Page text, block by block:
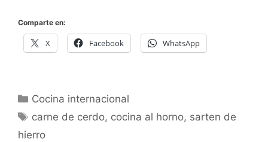
Comparte en:
X Facebook WhatsApp
Categorías
Cocina internacional
Etiquetas
carne de cerdo, cocina al horno, sarten de
hierro